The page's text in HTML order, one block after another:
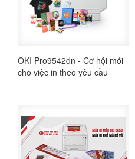
OKI Pro9542dn - Cơ hội mới
cho việc in theo yêu cầu